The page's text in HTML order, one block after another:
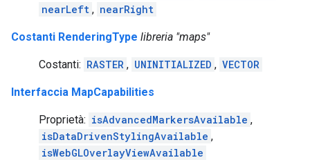
nearLeft , nearRight
Costanti RenderingType libreria "maps"
Costanti: RASTER , UNINITIALIZED , VECTOR
Interfaccia MapCapabilities
Proprietà: isAdvancedMarkersAvailable ,
isDataDrivenStylingAvailable ,
isWebGLOverlayViewAvailable